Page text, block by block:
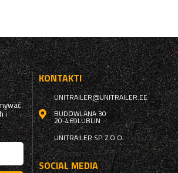
i
KONTAKTI
UNITRAILER@UNITRAILER.EE
BUDOWLANA 30
20-469LUBLIN
UNITRAILER SP. Z O.O.
SOCIAL MEDIA